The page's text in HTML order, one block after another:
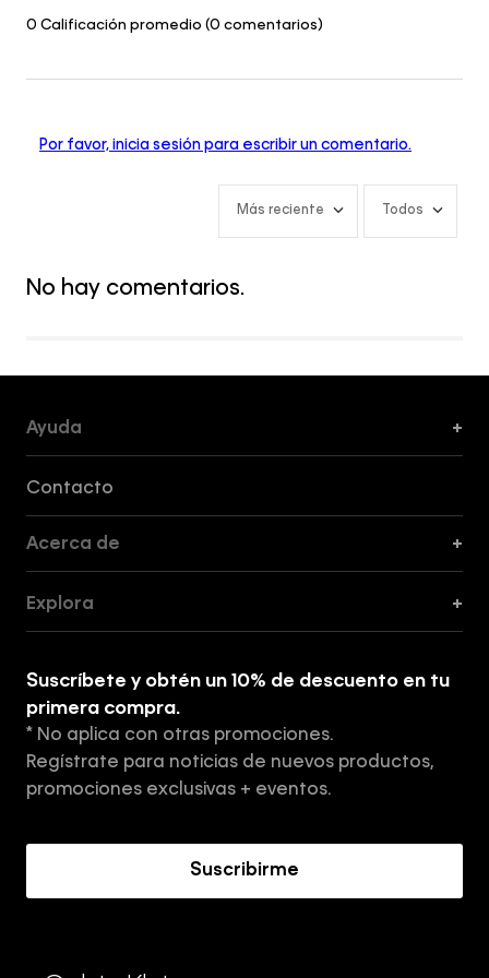
0 Calificación promedio (0 comentarios)
Por favor, inicia sesión para escribir un comentario.
Más reciente Todos
No hay comentarios.
Ayuda +
Contacto
Acerca de +
Tiendas
Aviso de privacidad
Términos y Condiciones
Explora +
Suscríbete y obtén un 10% de descuento en tu
primera compra.
* No aplica con otras promociones.
Regístrate para noticias de nuevos productos,
promociones exclusivas + eventos.
Suscribirme